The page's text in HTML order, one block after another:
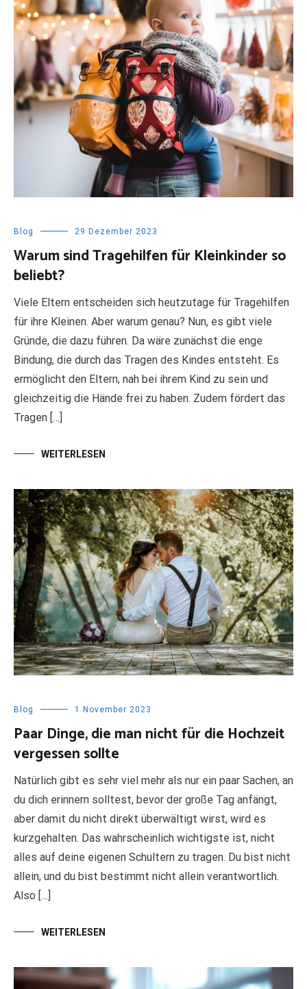
Blog 29 Dezember 2023
Warum sind Tragehilfen für Kleinkinder so
beliebt?
Viele Eltern entscheiden sich heutzutage für Tragehilfen
für ihre Kleinen. Aber warum genau? Nun, es gibt viele
Gründe, die dazu führen. Da wäre zunächst die enge
Bindung, die durch das Tragen des Kindes entsteht. Es
ermöglicht den Eltern, nah bei ihrem Kind zu sein und
gleichzeitig die Hände frei zu haben. Zudem fördert das
Tragen […]
WEITERLESEN
Blog 1 November 2023
Paar Dinge, die man nicht für die Hochzeit
vergessen sollte
Natürlich gibt es sehr viel mehr als nur ein paar Sachen, an
du dich erinnern solltest, bevor der große Tag anfängt,
aber damit du nicht direkt überwältigt wirst, wird es
kurzgehalten. Das wahrscheinlich wichtigste ist, nicht
alles auf deine eigenen Schultern zu tragen. Du bist nicht
allein, und du bist bestimmt nicht allein verantwortlich.
Also […]
WEITERLESEN